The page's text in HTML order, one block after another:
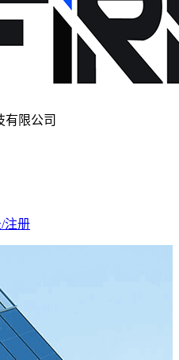
有限公司
注册